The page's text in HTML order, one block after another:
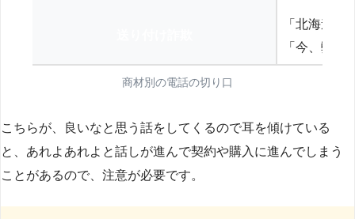
「北海道
「今、弊
商材別の電話の切り口
こちらが、良いなと思う話をしてくるので耳を傾けている
と、あれよあれよと話しが進んで契約や購入に進んでしまう
ことがあるので、注意が必要です。